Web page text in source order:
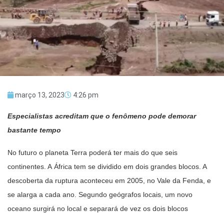
março 13, 2023 4:26 pm
Especialistas acreditam que o fenômeno pode demorar
bastante tempo
No futuro o planeta Terra poderá ter mais do que seis
continentes. A África tem se dividido em dois grandes blocos. A
descoberta da ruptura aconteceu em 2005, no Vale da Fenda, e
se alarga a cada ano. Segundo geógrafos locais, um novo
oceano surgirá no local e separará de vez os dois blocos